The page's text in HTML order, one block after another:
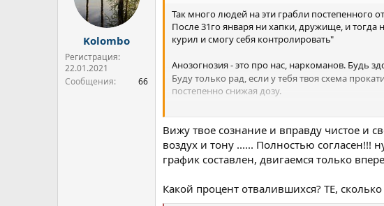
Kolombo
Регистрация:
22.01.2021
Сообщения
66
Так много людей на эти грабли постепенного
После 31го января ни хапки, дружище, и тогда
курил и смогу себя контролировать"
Анозогнозия - это про нас, наркоманов. Будь
Буду только рад, если у тебя твоя схема
постепенно снижая дозу.
Прввда в том, что абстиненция не начинается,
Но ты его начнешь 31января, и я знаю, что в
Вижу твое сознание и вправду чистое и
воздух и тону ...... Полностью согласен!!!
график составлен, двигаемся только
Какой процент отвалившихся? ТЕ,